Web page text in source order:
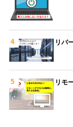
リバ
リモ